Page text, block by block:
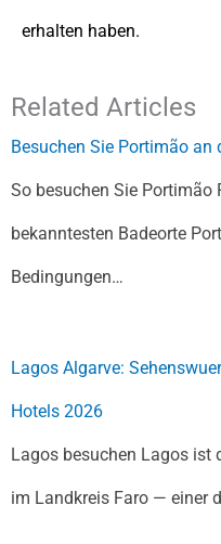
erhalten haben.
Related Articles
Besuchen Sie Portimão an
So besuchen Sie Portimão
bekanntesten Badeorte
Bedingungen…
Lagos Algarve:
Hotels 2026
Lagos besuchen Lagos ist
im Landkreis Faro — einer